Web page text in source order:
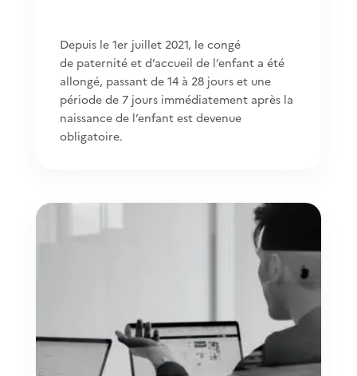
Depuis le 1er juillet 2021, le congé
de paternité et d’accueil de l’enfant a été
allongé, passant de 14 à 28 jours et une
période de 7 jours immédiatement après la
naissance de l’enfant est devenue
obligatoire.